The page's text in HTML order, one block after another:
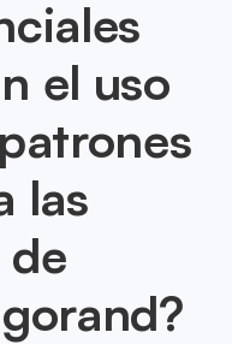
el uso
las